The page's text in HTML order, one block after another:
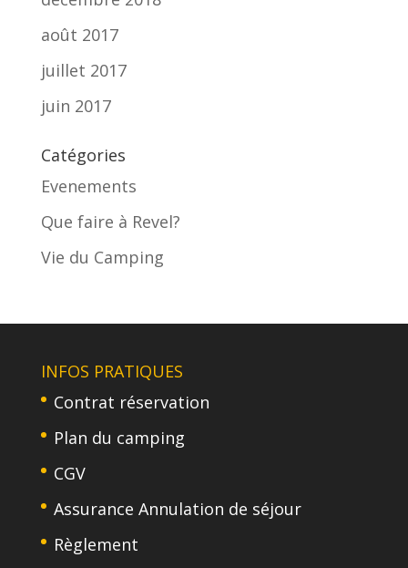
août 2017
juillet 2017
juin 2017
Catégories
Evenements
Que faire à Revel?
Vie du Camping
INFOS PRATIQUES
Contrat réservation
Plan du camping
CGV
Assurance Annulation de séjour
Règlement